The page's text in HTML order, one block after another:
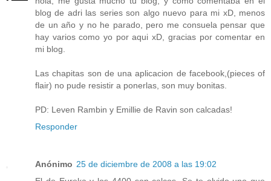
blog de adri las series son algo nuevo para mi xD, menos
de un año y no he parado, pero me consuela pensar que
hay varios como yo por aqui xD, gracias por comentar en
mi blog.
Las chapitas son de una aplicacion de facebook,(pieces of
flair) no pude resistir a ponerlas, son muy bonitas.
PD: Leven Rambin y Emillie de Ravin son calcadas!
Responder
Anónimo 25 de diciembre de 2008 a las 19:02